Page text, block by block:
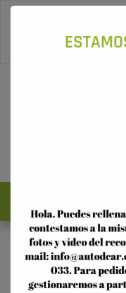
0
Punto de
recarga en